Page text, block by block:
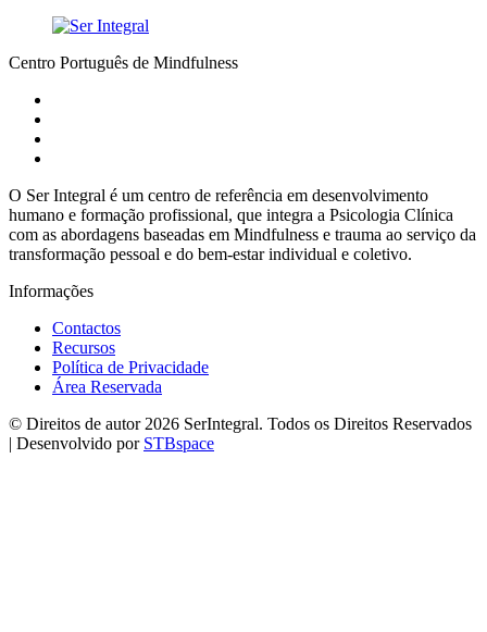
Centro Português de Mindfulness
O Ser Integral é um centro de referência em desenvolvimento
humano e formação profissional, que integra a Psicologia Clínica
com as abordagens baseadas em Mindfulness e trauma ao serviço da
transformação pessoal e do bem-estar individual e coletivo.
Informações
Contactos
Recursos
Política de Privacidade
Área Reservada
© Direitos de autor 2026 SerIntegral. Todos os Direitos Reservados
| Desenvolvido por STBspace